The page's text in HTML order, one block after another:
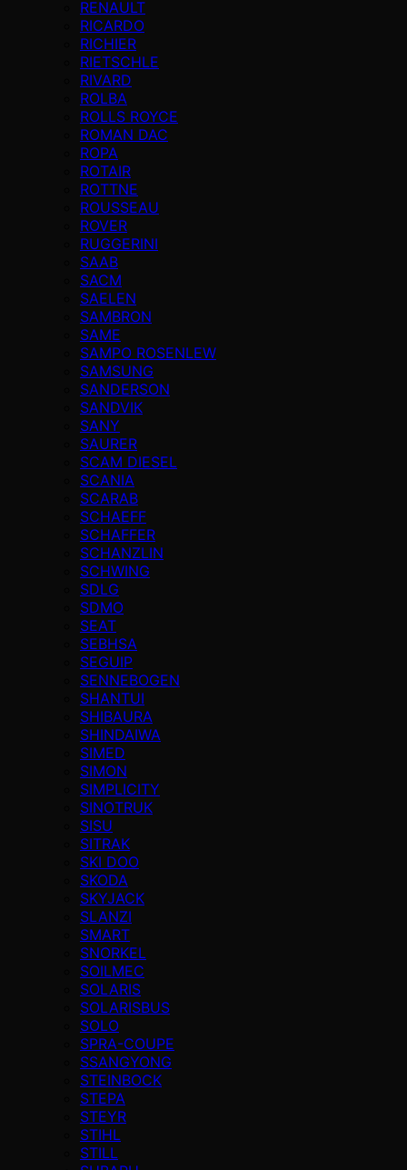
RENAULT
RICARDO
RICHIER
RIETSCHLE
RIVARD
ROLBA
ROLLS ROYCE
ROMAN DAC
ROPA
ROTAIR
ROTTNE
ROUSSEAU
ROVER
RUGGERINI
SAAB
SACM
SAELEN
SAMBRON
SAME
SAMPO ROSENLEW
SAMSUNG
SANDERSON
SANDVIK
SANY
SAURER
SCAM DIESEL
SCANIA
SCARAB
SCHAEFF
SCHAFFER
SCHANZLIN
SCHWING
SDLG
SDMO
SEAT
SEBHSA
SEGUIP
SENNEBOGEN
SHANTUI
SHIBAURA
SHINDAIWA
SIMED
SIMON
SIMPLICITY
SINOTRUK
SISU
SITRAK
SKI DOO
SKODA
SKYJACK
SLANZI
SMART
SNORKEL
SOILMEC
SOLARIS
SOLARISBUS
SOLO
SPRA-COUPE
SSANGYONG
STEINBOCK
STEPA
STEYR
STIHL
STILL